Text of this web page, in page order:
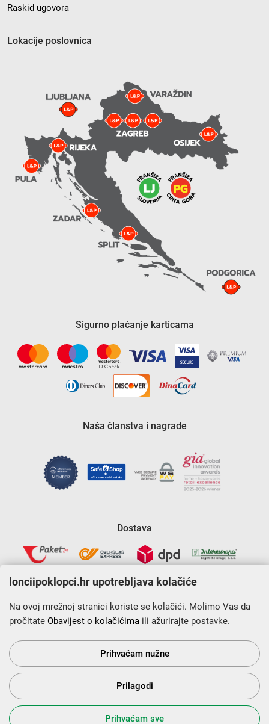
Raskid ugovora
Lokacije poslovnica
Sigurno plaćanje karticama
Naša članstva i nagrade
Dostava
Krajnji primatelj financijskog instrumenta sufinanciranog iz
Europskog fonda za regionalni razvoj u sklopu Operativnog
programa „Konkurentnost i kohezija”.
s Vama od 2014. godine!
lonciipoklopci.hr upotrebljava kolačiće
Na ovoj mrežnoj stranici koriste se kolačići. Molimo Vas da
pročitate Obavijest o kolačićima ili ažurirajte postavke.
Prihvaćam nužne
Prilagodi
Prihvaćam sve